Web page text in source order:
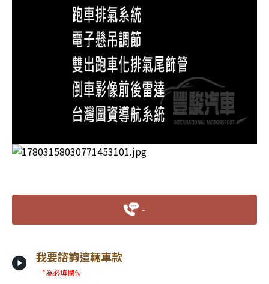
-
我要諮詢這輛車款
*為必填欄位